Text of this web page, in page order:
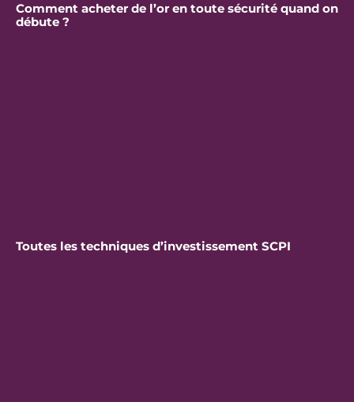
Comment acheter de l’or en toute sécurité quand on
débute ?
Toutes les techniques d’investissement SCPI